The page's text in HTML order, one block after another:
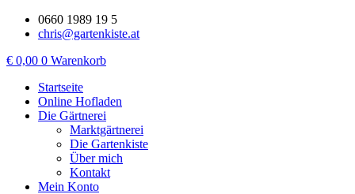
Zum
Inhalt
0660 1989 19 5
chris@gartenkiste.at
€ 0,00 0 Warenkorb
Startseite
Online Hofladen
Die Gärtnerei
Marktgärtnerei
Die Gartenkiste
Über mich
Kontakt
Mein Konto